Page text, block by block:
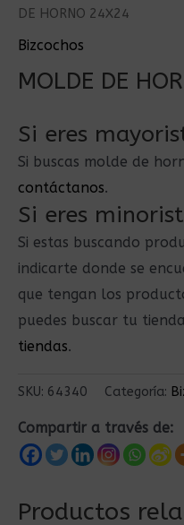
DE HORNO 24X24
Bizcochos
MOLDE DE
Si eres
Si buscas molde de
contáctanos.
Si eres
Si estas buscando
indicarte donde se
que tengan los
puedes buscar tu
tiendas.
SKU: 64340 Categoría:
Compartir a través de:
Productos